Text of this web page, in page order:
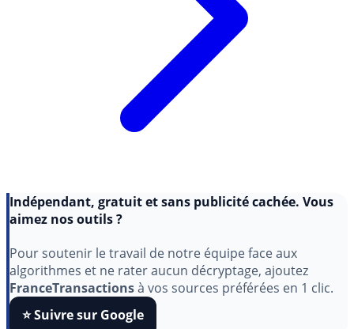
aimez nos outils ?
Pour soutenir le travail de notre équipe face aux
algorithmes et ne rater aucun décryptage, ajoutez
FranceTransactionsà vos sources préférées en 1 clic.